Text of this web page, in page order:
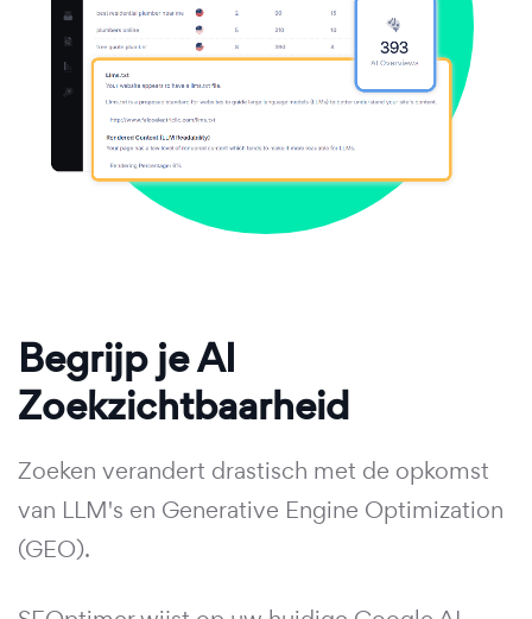
Begrijp je AI
Zoekzichtbaarheid
Zoeken verandert drastisch met de opkomst
van LLM's en Generative Engine Optimization
(GEO).